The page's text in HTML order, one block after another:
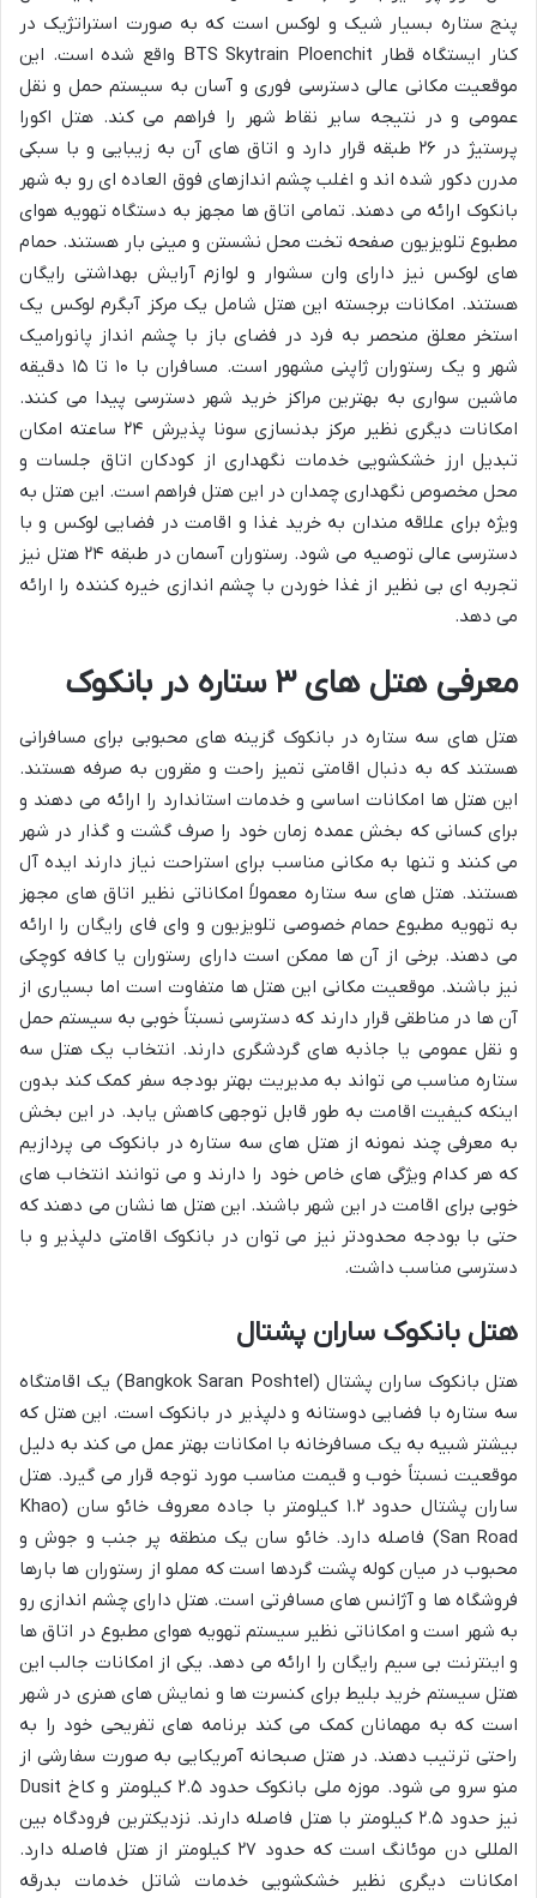
پنج ستاره بسیار شیک و لوکس است که به صورت استراتژیک در
کنار ایستگاه قطار BTS Skytrain Ploenchit واقع شده است. این
موقعیت مکانی عالی دسترسی فوری و آسان به سیستم حمل و نقل
عمومی و در نتیجه سایر نقاط شهر را فراهم می کند. هتل اکورا
پرستیژ در ۲۶ طبقه قرار دارد و اتاق های آن به زیبایی و با سبکی
مدرن دکور شده اند و اغلب چشم اندازهای فوق العاده ای رو به شهر
بانکوک ارائه می دهند. تمامی اتاق ها مجهز به دستگاه تهویه هوای
مطبوع تلویزیون صفحه تخت محل نشستن و مینی بار هستند. حمام
های لوکس نیز دارای وان سشوار و لوازم آرایش بهداشتی رایگان
هستند. امکانات برجسته این هتل شامل یک مرکز آبگرم لوکس یک
استخر معلق منحصر به فرد در فضای باز با چشم انداز پانورامیک
شهر و یک رستوران ژاپنی مشهور است. مسافران با ۱۰ تا ۱۵ دقیقه
ماشین سواری به بهترین مراکز خرید شهر دسترسی پیدا می کنند.
امکانات دیگری نظیر مرکز بدنسازی سونا پذیرش ۲۴ ساعته امکان
تبدیل ارز خشکشویی خدمات نگهداری از کودکان اتاق جلسات و
محل مخصوص نگهداری چمدان در این هتل فراهم است. این هتل به
ویژه برای علاقه مندان به خرید غذا و اقامت در فضایی لوکس و با
دسترسی عالی توصیه می شود. رستوران آسمان در طبقه ۲۴ هتل نیز
تجربه ای بی نظیر از غذا خوردن با چشم اندازی خیره کننده را ارائه
می دهد.
معرفی هتل های ۳ ستاره در بانکوک
هتل های سه ستاره در بانکوک گزینه های محبوبی برای مسافرانی
هستند که به دنبال اقامتی تمیز راحت و مقرون به صرفه هستند.
این هتل ها امکانات اساسی و خدمات استاندارد را ارائه می دهند و
برای کسانی که بخش عمده زمان خود را صرف گشت و گذار در شهر
می کنند و تنها به مکانی مناسب برای استراحت نیاز دارند ایده آل
هستند. هتل های سه ستاره معمولاً امکاناتی نظیر اتاق های مجهز
به تهویه مطبوع حمام خصوصی تلویزیون و وای فای رایگان را ارائه
می دهند. برخی از آن ها ممکن است دارای رستوران یا کافه کوچکی
نیز باشند. موقعیت مکانی این هتل ها متفاوت است اما بسیاری از
آن ها در مناطقی قرار دارند که دسترسی نسبتاً خوبی به سیستم حمل
و نقل عمومی یا جاذبه های گردشگری دارند. انتخاب یک هتل سه
ستاره مناسب می تواند به مدیریت بهتر بودجه سفر کمک کند بدون
اینکه کیفیت اقامت به طور قابل توجهی کاهش یابد. در این بخش
به معرفی چند نمونه از هتل های سه ستاره در بانکوک می پردازیم
که هر کدام ویژگی های خاص خود را دارند و می توانند انتخاب های
خوبی برای اقامت در این شهر باشند. این هتل ها نشان می دهند که
حتی با بودجه محدودتر نیز می توان در بانکوک اقامتی دلپذیر و با
دسترسی مناسب داشت.
هتل بانکوک ساران پشتال
هتل بانکوک ساران پشتال (Bangkok Saran Poshtel) یک اقامتگاه
سه ستاره با فضایی دوستانه و دلپذیر در بانکوک است. این هتل که
بیشتر شبیه به یک مسافرخانه با امکانات بهتر عمل می کند به دلیل
موقعیت نسبتاً خوب و قیمت مناسب مورد توجه قرار می گیرد. هتل
ساران پشتال حدود ۱.۲ کیلومتر با جاده معروف خائو سان (Khao
San Road) فاصله دارد. خائو سان یک منطقه پر جنب و جوش و
محبوب در میان کوله پشت گردها است که مملو از رستوران ها بارها
فروشگاه ها و آژانس های مسافرتی است. هتل دارای چشم اندازی رو
به شهر است و امکاناتی نظیر سیستم تهویه هوای مطبوع در اتاق ها
و اینترنت بی سیم رایگان را ارائه می دهد. یکی از امکانات جالب این
هتل سیستم خرید بلیط برای کنسرت ها و نمایش های هنری در شهر
است که به مهمانان کمک می کند برنامه های تفریحی خود را به
راحتی ترتیب دهند. در هتل صبحانه آمریکایی به صورت سفارشی از
منو سرو می شود. موزه ملی بانکوک حدود ۲.۵ کیلومتر و کاخ Dusit
نیز حدود ۲.۵ کیلومتر با هتل فاصله دارند. نزدیکترین فرودگاه بین
المللی دن موئانگ است که حدود ۲۷ کیلومتر از هتل فاصله دارد.
امکانات دیگری نظیر خشکشویی خدمات شاتل خدمات بدرقه